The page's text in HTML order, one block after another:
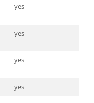
yes
yes
yes
yes